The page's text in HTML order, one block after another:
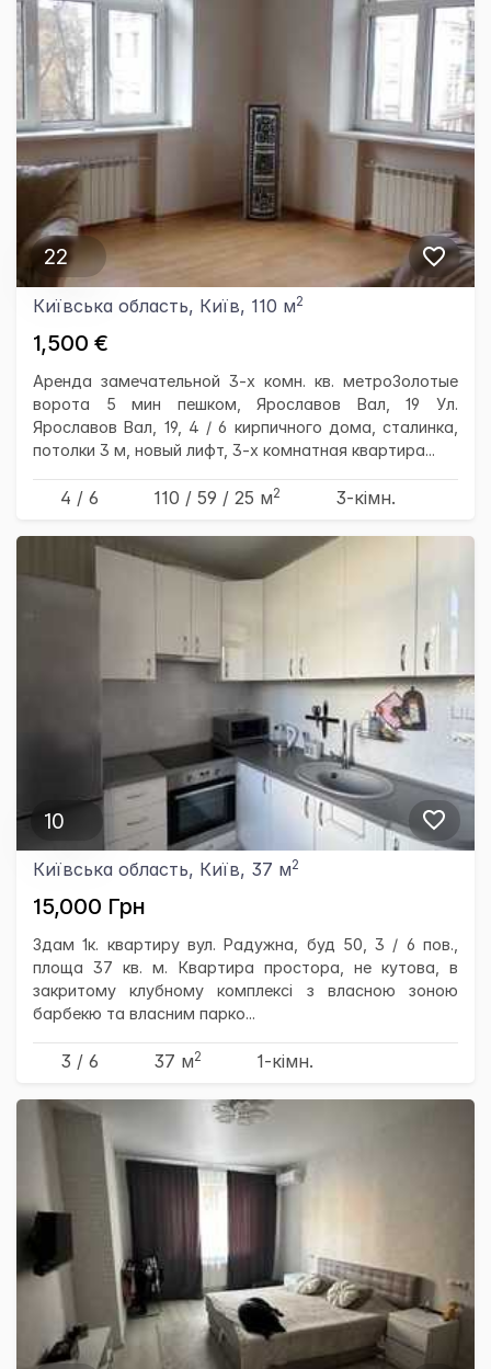
22
Київська область, Київ, 110 м2
1,500 €
Аренда замечательной 3-х комн. кв. метроЗолотые
ворота 5 мин пешком, Ярославов Вал, 19 Ул.
Ярославов Вал, 19, 4 / 6 кирпичного дома, сталинка,
потолки 3 м, новый лифт, 3-х комнатная квартира...
4 / 6 110 / 59 / 25 м2 3-кімн.
10
Київська область, Київ, 37 м2
15,000 Грн
Здам 1к. квартиру вул. Радужна, буд 50, 3 / 6 пов.,
площа 37 кв. м. Квартира простора, не кутова, в
закритому клубному комплексі з власною зоною
барбекю та власним парко...
3 / 6 37 м2 1-кімн.